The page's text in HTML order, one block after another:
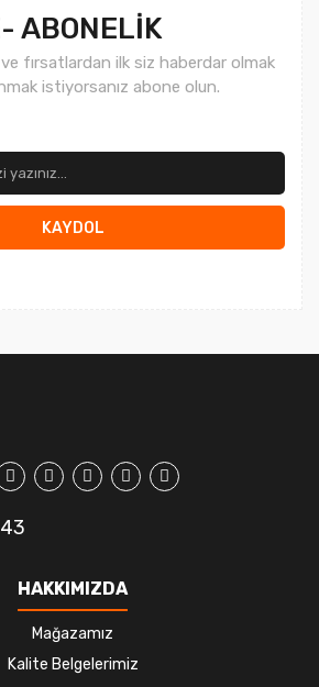
ABONELİK
fırsatlardan ilk siz haberdar olmak
istiyorsanız abone olun.
KAYDOL
HAKKIMIZDA
Mağazamız
Kalite Belgelerimiz